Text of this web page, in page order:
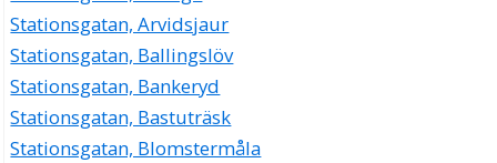
Stationsgatan, Arvidsjaur
Stationsgatan, Ballingslöv
Stationsgatan, Bankeryd
Stationsgatan, Bastuträsk
Stationsgatan, Blomstermåla